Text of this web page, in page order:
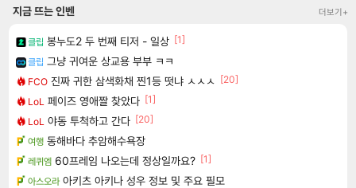
지금 뜨는 인벤 더보기+
클립 봉누도2 두 번째 티저 - 일상 [1]
클립 그냥 귀여운 상교용 부부 ㅋㅋ
FCO 진짜 귀한 삼색화채 찐1등 떳냐 ㅅㅅㅅ [20]
LoL 페이즈 영애짤 찾았다 [1]
LoL 야동 투척하고 간다 [20]
여행 동해바다 추암해수욕장
레퀴엠 60프레임 나오는데 정상일까요? [1]
아스오라 아키츠 아키나 성우 정보 및 주요 필모